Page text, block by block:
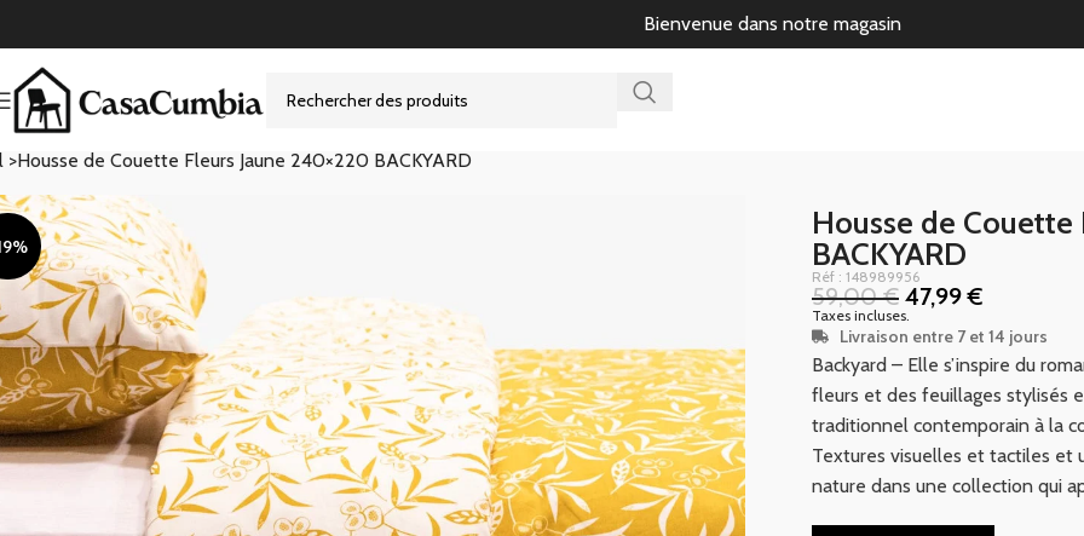
Bienvenue dans notre magasin
>Housse de Couette Fleurs Jaune 240×220 BACKYARD
Housse de
BACKYARD
Réf : 148989956
59,00€ 47,99€
Taxes incluses.
Livraison entre 7 et 14 jours
Backyard – Elle s’inspire du
fleurs et des feuillages stylisés
traditionnel contemporain à la
Textures visuelles et tactiles et
nature dans une collection qui